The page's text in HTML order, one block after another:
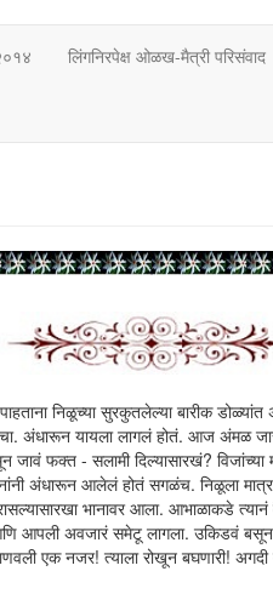
लिंगनिरपेक्ष ओळख-मैत्री परिसंवाद
निळूच्या सुरकुतलेल्या बारीक
अंधारून यायला लागलं होतं. आज अंमळ
फक्त - सलामी दिल्यासारखं? विजांच्या
अंधारून आलेलं होतं सगळंच. निळूला मात्र
भानावर आला. आभाळाकडे
आपली अवजारं समेटू लागला. उकिडवं
एक नजर! त्याला रोखून बघणारी! अगदी